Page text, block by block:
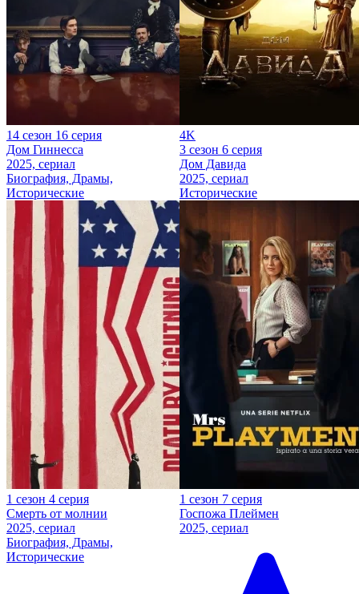
14 сезон 16 серия
Дом Гиннесса
2025, сериал
Биография, Драмы,
Исторические
4K
3 сезон 6 серия
Дом Давида
2025, сериал
Исторические
1 сезон 4 серия
Смерть от молнии
2025, сериал
Биография, Драмы,
Исторические
1 сезон 7 серия
Госпожа Плеймен
2025, сериал